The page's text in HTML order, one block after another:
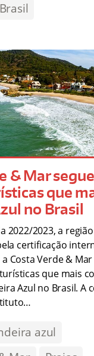
& Mar
que
no Brasil
2022/2023, a
certificação
Costa Verde & Mar
que mais
Azul no Brasil. A
azul